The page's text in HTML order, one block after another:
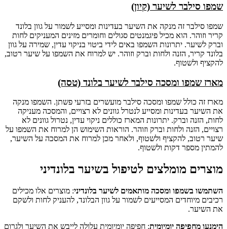
שמפו סילבר לשיער (קיון)
שמפו סילבר זה מנקה את השיער בעדינות ומסייע לשמור על גוון בלונד
קריר וזוהר. הוא מכיל פיגמנטים סגולים וחומרים מזינים המעניקים לחות
וברק לשיער. יתרונות השמפו באים לידי ביטוי בניקוי עדין, שמירה על גוון
בלונד קריר, הזנה ולחות וברק וזוהר. יש למרוח את השמפו על שיער רטוב,
להקציף ולשטוף.
מארז שמפו ומסכה סילבר לשיער בלונד (טסה)
מארז זה כולל שמפו ומסכה סילבר מועשרים בזרעי פשתן. השמפו מנקה
את השיער בעדינות ומסייע לנטרל גוונים לא רצויים, והמסכה מעניקה
לחות, הזנה וברק. יתרונות המארז כוללים ניקוי עדין, נטרול גוונים לא
רצויים, הזנה ולחות וברק וזוהר. הוראות השימוש הן למרוח את השמפו על
שיער רטוב, להקציף ולשטוף, ולאחר מכן למרוח את המסכה על השיער,
להמתין מספר דקות ולשטוף.
מוצרים מומלצים לטיפול בשיער בלונדיני
השתמשו בשמפו ומסכה מותאמים לשיער בלונדיני: מוצרים אלו מכילים
רכיבים מיוחדים המסייעים לשמור על גוון הבלונד, להעניק לחות ולשקם
את השיער.
הימנעו מחפיפה יומיומית: חפיפה יומיומית עלולה לייבש את השיער ולגרום